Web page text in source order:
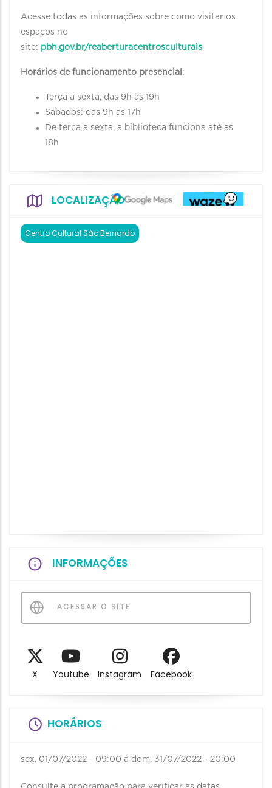
Acesse todas as informações sobre como visitar os
espaços no
site: pbh.gov.br/reaberturacentrosculturais
Horários de funcionamento presencial :
Terça a sexta, das 9h às 19h
Sábados: das 9h às 17h
De terça a sexta, a biblioteca funciona até as
18h
LOCALIZAÇÃO
Centro Cultural São Bernardo
INFORMAÇÕES
ACESSAR O SITE
X Youtube Instagram Facebook
HORÁRIOS
sex, 01/07/2022 - 09:00 a dom, 31/07/2022 - 20:00